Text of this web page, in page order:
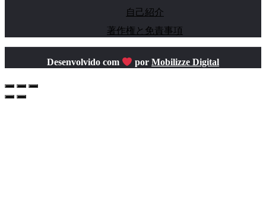
自己紹介
著作権と免責事項
Desenvolvido com porMobilizze Digital